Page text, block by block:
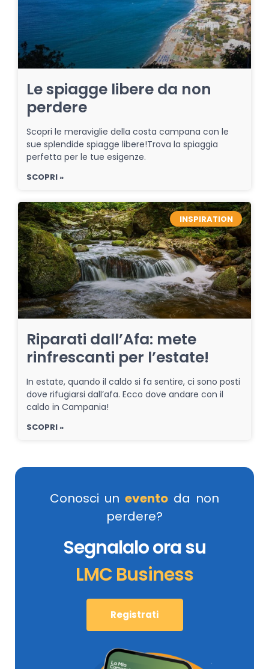
Le spiagge libere da non
perdere
Scopri le meraviglie della costa campana con le
sue splendide spiagge libere!Trova la spiaggia
perfetta per le tue esigenze.
SCOPRI »
INSPIRATION
Riparati dall’Afa: mete
rinfrescanti per l’estate!
In estate, quando il caldo si fa sentire, ci sono posti
dove rifugiarsi dall’afa. Ecco dove andare con il
caldo in Campania!
SCOPRI »
Conosci un evento da non
perdere?
Segnalalo ora su
LMC Business
Registrati